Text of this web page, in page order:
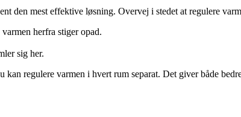
den mest effektive løsning. Overvej i stedet at regulere
herfra stiger opad.
sig her.
regulere varmen i hvert rum separat. Det giver både